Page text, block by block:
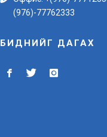
(976)-77762333
БИДНИЙГ ДАГАХ